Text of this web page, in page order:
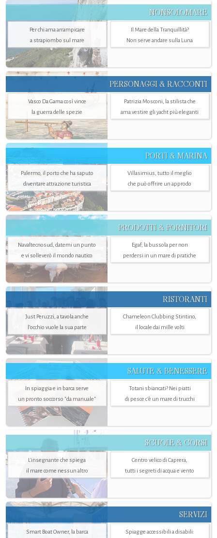
NONSOLOMARE
Per chi ama arrampicare
a strapiombo sul mare
Il Mare della Tranquillità?
Non serve andare sulla Luna
PERSONAGGI & RACCONTI
Vasco Da Gama così vince
la guerra delle spezie
Patrizia Mosconi, la stilista che
ama vestire gli yacht più eleganti
PORTI & MARINA
Palermo, il porto che ha saputo
diventare attrazione turistica
Villasimius, tutto il meglio
che può offrire un approdo
PRODOTTI & FORNITORI
Navaltecnosud, datemi un punto
e vi solleverò il mondo nautico
Egaf, la bussola per non
perdersi in un mare di pratiche
RISTORANTI
Just Peruzzi, a tavola anche
l’occhio vuole la sua parte
Chameleon Clubbing Stintino,
il locale dai mille volti
SALUTE & BENESSERE
In spiaggia e in barca serve
un pronto soccorso "da manuale"
Totani sbiancati? Nei piatti
di pesce c'è un mare di trucchi
SCUOLE & CORSI
L'insegnante che spiega
il mare come nessun altro
Centro velico di Caprera,
tutti i segreti di acqua e vento
SERVIZI
Smart Boat Owner, la barca Spiagge accessibili a disabili: